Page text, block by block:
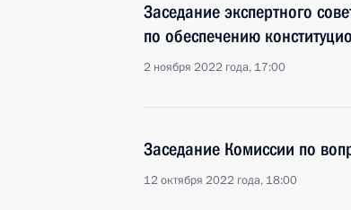
Заседание экспертного
по обеспечению
2 ноября 2022 года, 17:00
Заседание Комиссии по
12 октября 2022 года, 18:00